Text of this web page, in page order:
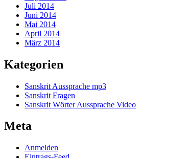
Juli 2014
Juni 2014
Mai 2014
April 2014
März 2014
Kategorien
Sanskrit Aussprache mp3
Sanskrit Fragen
Sanskrit Wörter Aussprache Video
Meta
Anmelden